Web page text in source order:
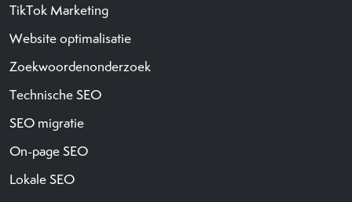
TikTok Marketing
Website optimalisatie
Zoekwoordenonderzoek
Technische SEO
SEO migratie
On-page SEO
Lokale SEO